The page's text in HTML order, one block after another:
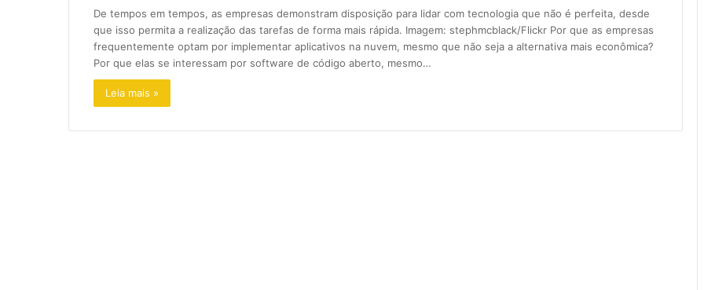
De tempos em tempos, as empresas demonstram disposição para lidar com tecnologia que não é perfeita, desde
que isso permita a realização das tarefas de forma mais rápida. Imagem: stephmcblack/Flickr Por que as empresas
frequentemente optam por implementar aplicativos na nuvem, mesmo que não seja a alternativa mais econômica?
Por que elas se interessam por software de código aberto, mesmo…
Leia mais »